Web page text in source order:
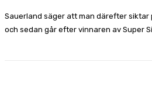
Sauerland säger att man därefter siktar
och sedan går efter vinnaren av Super